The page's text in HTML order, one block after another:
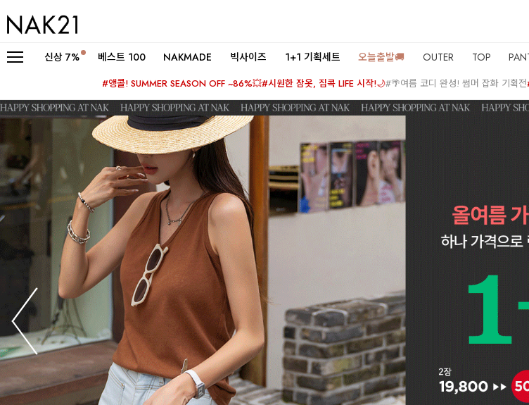
신상 7% 베스트 100 NAKMADE 빅사이즈 1+1 기획세트 오늘출발🚚 OUTER TOP
#앵콜! SUMMER SEASON OFF ~86%💥#시원한 잠옷, 집콕 LIFE 시작!🌙#🌴여름 코디 완성! 썸머 잡화 기획전